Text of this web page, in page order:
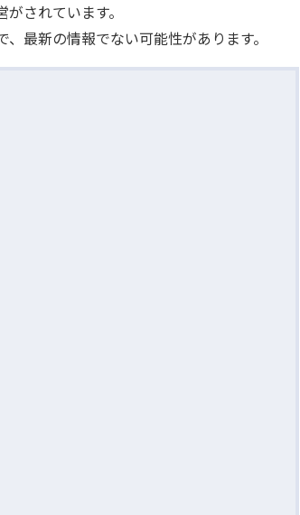
されています。
最新の情報でない可能性があります。